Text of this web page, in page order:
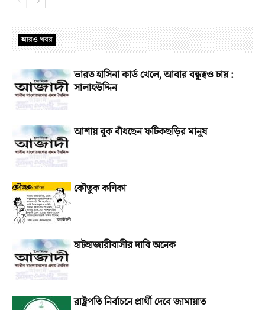
আরও খবর
ভারত হাসিনা কার্ড খেলে, আবার বন্ধুত্বও চায় :
সালাহউদ্দিন
আশায় বুক বাঁধছেন ফটিকছড়ির মানুষ
কৌতুক কণিকা
হাটহাজারীবাসীর দাবি অনেক
রাষ্ট্রপতি নির্বাচনে প্রার্থী দেবে জামায়াত